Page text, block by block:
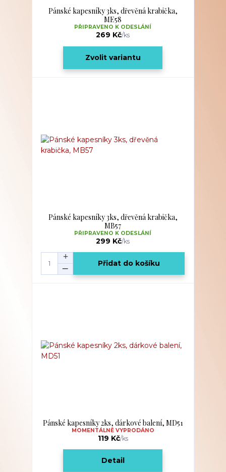
Pánské kapesníky 3ks, dřevěná krabička,
ME58
269 Kč/ks
PŘIPRAVENO K ODESLÁNÍ
Zvolit variantu
Pánské kapesníky 3ks, dřevěná krabička,
MB57
299 Kč/ks
PŘIPRAVENO K ODESLÁNÍ
Přidat do košíku
Pánské kapesníky 2ks, dárkové balení, MD51
119 Kč/ks
MOMENTÁLNĚ VYPRODÁNO
Detail